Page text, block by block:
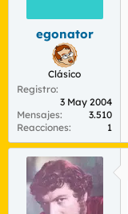
egonator
Clásico
Registro
3 May 2004
Mensajes
3.510
Reacciones
1